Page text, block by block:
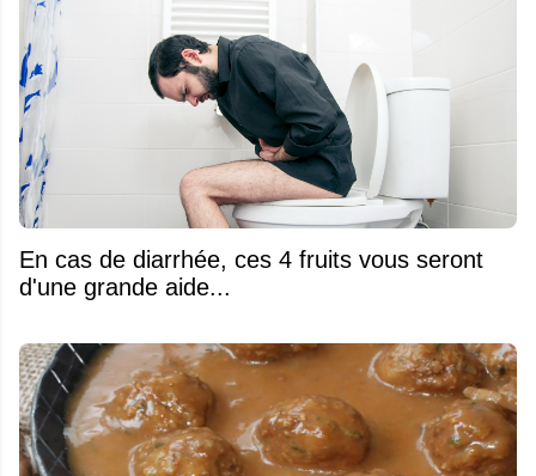
En cas de diarrhée, ces 4 fruits vous seront
d'une grande aide...